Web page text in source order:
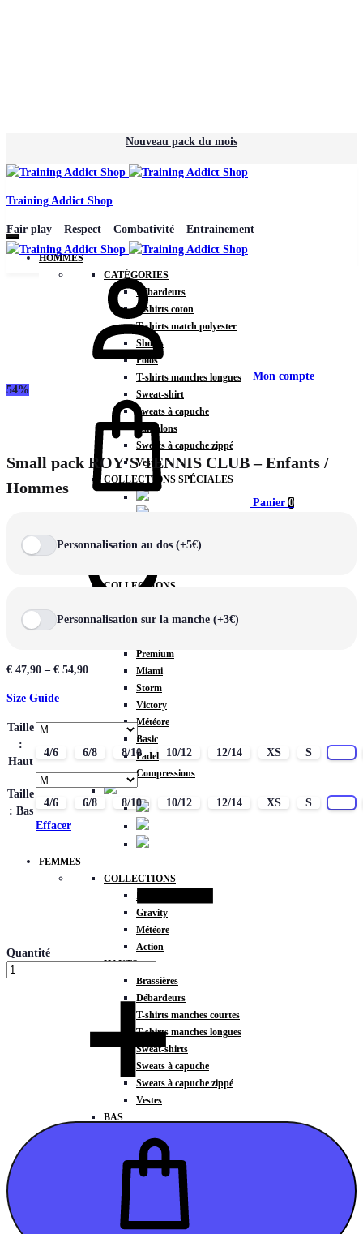
Nouveau pack du mois
Training Addict Shop
Fair play – Respect – Combativité – Entrainement
HOMMES
CATÉGORIES
Débardeurs
T-shirts coton
T-shirts match polyester
Shorts
Polos
T-shirts manches longues
Sweat-shirt
Sweats à capuche
Pantalons
Sweats à capuche zippé
Vestes
COLLECTIONS SPÉCIALES
COLLECTIONS
Rex
Premium
Miami
Storm
Victory
Météore
Basic
Padel
Compressions
FEMMES
COLLECTIONS
Fitness
Gravity
Météore
Action
HAUTS
Brassières
Débardeurs
T-shirts manches courtes
T-shirts manches longues
Sweat-shirts
Sweats à capuche
Sweats à capuche zippé
Vestes
BAS
Shorts
Leggings
CARTES CADEAUX
Mon compte
Panier 0
54%
Small pack ROY’S TENNIS CLUB – Enfants /
Hommes
Personnalisation au dos (+5€)
Personnalisation sur la manche (+3€)
€ 47,90 – € 54,90
Size Guide
Taille
:
Haut
4/6 6/8 8/10 10/12 12/14 XS S
Taille
: Bas
4/6 6/8 8/10 10/12 12/14 XS S
Effacer
Quantité